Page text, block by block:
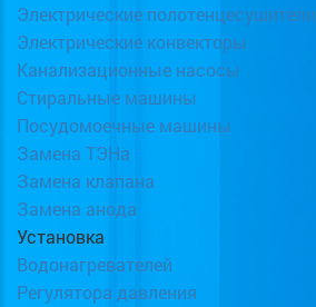
Электрические полотенцесушители
Электрические конвекторы
Канализационные насосы
Стиральные машины
Посудомоечные машины
Замена ТЭНа
Замена клапана
Замена анода
Установка
Водонагревателей
Регулятора давления